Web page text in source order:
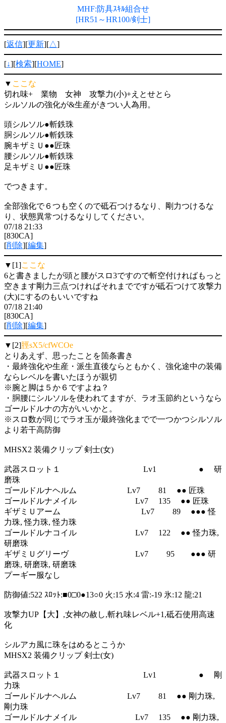
MHF:防具ｽｷﾙ組合せ
[HR51～HR100/剣士]
[返信][更新][△]
[↓][検索][HOME]
▼ ここな
切れ味+ 業物 女神 攻撃力(小)+えとせとら
シルソルの強化が&生産がきつい人為用。
頭シルソル●斬鉄珠
胴シルソル●斬鉄珠
腕キザミＵ●●匠珠
腰シルソル●斬鉄珠
足キザミＵ●●匠珠
でつきます。
全部強化で６つも空くので砥石つけるなり、剛力つけるな
り、状態異常つけるなりしてください。
07/18 21:33
[830CA]
[削除][編集]
▼[1]ここな
6と書きましたが頭と腰がスロ3ですので斬空付ければもっと
空きます剛力三点つければそれまでですが砥石つけて攻撃力
(大)にするのもいいですね
07/18 21:40
[830CA]
[削除][編集]
▼[2]脛sX5/cfWCOe
とりあえず、思ったことを箇条書き
・最終強化や生産・派生直後ならともかく、強化途中の装備
ならレベルを書いたほうが親切
※腕と脚は５か６ですよね？
・胴腰にシルソルを使われてますが、ラオ玉節約というなら
ゴールドルナの方がいいかと。
※スロ数が同じでラオ玉が最終強化までで一つかつシルソル
より若干高防御
MHSX2 装備クリップ 剣士(女)
武器スロット１ Lv1 ● 研
磨珠
ゴールドルナヘルム Lv7 81 ●● 匠珠
ゴールドルナメイル Lv7 135 ●● 匠珠
ギザミＵアーム Lv7 89 ●●● 怪
力珠, 怪力珠, 怪力珠
ゴールドルナコイル Lv7 122 ●● 怪力珠,
研磨珠
ギザミＵグリーヴ Lv7 95 ●●● 研
磨珠, 研磨珠, 研磨珠
プーギー服なし
防御値:522 ｽﾛｯﾄ:■0□0●13○0 火:15 水:4 雷:-19 氷:12 龍:21
攻撃力UP【大】,女神の赦し,斬れ味レベル+1,砥石使用高速
化
シルアカ風に珠をはめるとこうか
MHSX2 装備クリップ 剣士(女)
武器スロット１ Lv1 ● 剛
力珠
ゴールドルナヘルム Lv7 81 ●● 剛力珠,
剛力珠
ゴールドルナメイル Lv7 135 ●● 剛力珠,